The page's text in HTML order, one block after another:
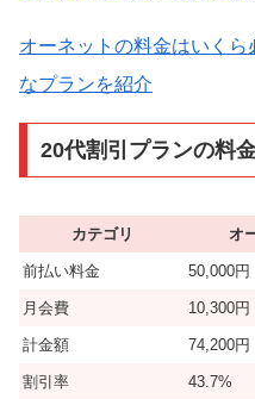
オーネットの料金はいく
なプランを紹介
20代割引プランの料
カテゴリ オ
前払い料金 50,000円
月会費 10,300円
計金額 74,200円
割引率 43.7%